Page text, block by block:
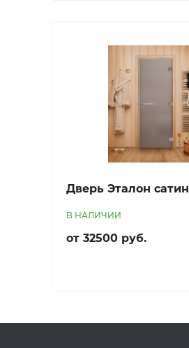
Дверь Эталон сатин
В НАЛИЧИИ
от 32500 руб.